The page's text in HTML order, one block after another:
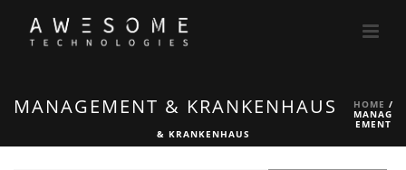
MANAGEMENT & KRANKENHAUS HOME /
MANAG
EMENT
& KRANKENHAUS